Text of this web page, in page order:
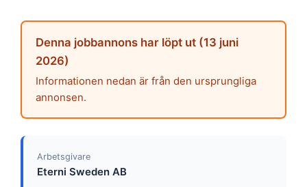
Denna jobbannons har löpt ut (13 juni
2026)
Informationen nedan är från den ursprungliga
annonsen.
Arbetsgivare
Eterni Sweden AB